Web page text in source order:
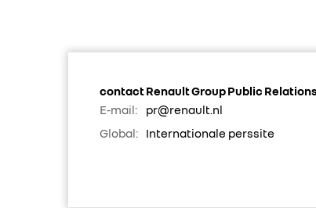
contact Renault Group Public Relations
E-mail:
pr@renault.nl
Global:
Internationale perssite